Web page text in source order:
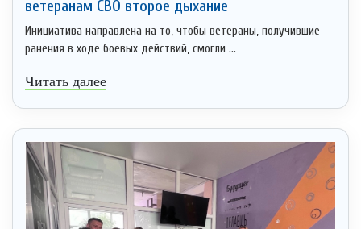
ветеранам СВО второе дыхание
Инициатива направлена на то, чтобы ветераны, получившие
ранения в ходе боевых действий, смогли ...
Читать далее